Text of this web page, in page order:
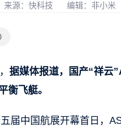
来源：快科技 编辑：非小米
据媒体报道，国产“祥云
衡飞艇。
届中国航展开幕首日，